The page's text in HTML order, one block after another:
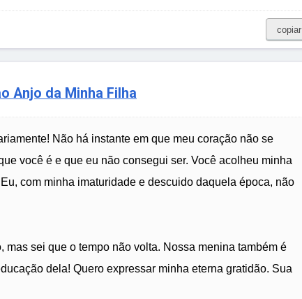
copiar
Anjo da Minha Filha
Não há instante em que meu coração não se
você é e que eu não consegui ser. Você acolheu minha
com minha imaturidade e descuido daquela época, não
mas sei que o tempo não volta. Nossa menina também é
dela! Quero expressar minha eterna gratidão. Sua